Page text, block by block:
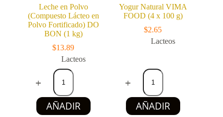
Leche en Polvo
(Compuesto Lácteo en
Polvo Fortificado) DO
BON (1 kg)
$13.89
Lacteos
Leche
Polvo
(Compuesto
Lácteo
en
AÑADIR
Yogur Natural VIMA
FOOD (4 x 100 g)
$2.65
Lacteos
Yogur
Natural
VIMA
FOOD
(4
x
AÑADIR